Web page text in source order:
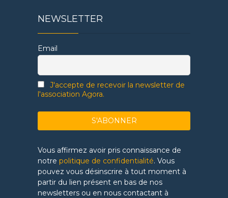
NEWSLETTER
Email
J'accepte de recevoir la newsletter de
l'association Agora.
Vous affirmez avoir pris connaissance de
notre politique de confidentialité. Vous
pouvez vous désinscrire à tout moment à
partir du lien présent en bas de nos
newsletters ou en nous contactant à